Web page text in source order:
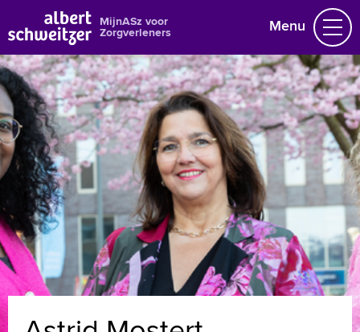
MijnASz voor
Zorgverleners Menu
Nieuws en agenda
Gegevens wijzigen
Over ons
Naar home asz.nl
MijnASz voor patiënten
Tekstgrootte A+ Voorleesfunctie